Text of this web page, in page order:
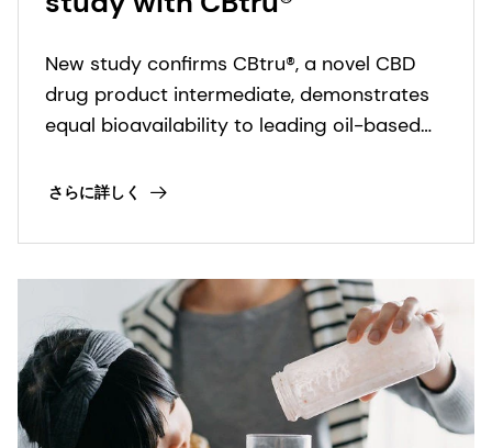
New study confirms CBtru®, a novel CBD
drug product intermediate, demonstrates
equal bioavailability to leading oil-based
さらに詳しく